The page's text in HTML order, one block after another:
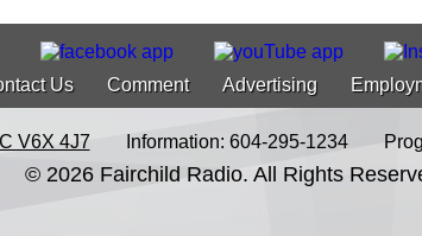
Us Comment Advertising
V6X 4J7 Information: 604-295-1234
© 2026 Fairchild Radio. All Rights